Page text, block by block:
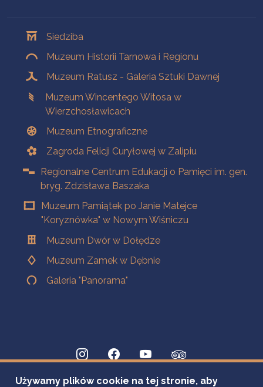
Siedziba
Muzeum Historii Tarnowa i Regionu
Muzeum Ratusz - Galeria Sztuki Dawnej
Muzeum Wincentego Witosa w
Wierzchosławicach
Muzeum Etnograficzne
Zagroda Felicji Curyłowej w Zalipiu
Regionalne Centrum Edukacji o Pamięci im. gen.
bryg. Zdzisława Baszaka
Muzeum Pamiątek po Janie Matejce
"Koryznówka" w Nowym Wiśniczu
Muzeum Dwór w Dołędze
Muzeum Zamek w Dębnie
Galeria "Panorama"
Używamy plików cookie na tej stronie, aby